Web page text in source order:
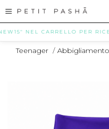
NEL CARRELLO PER
Teenager / Abbigliamento